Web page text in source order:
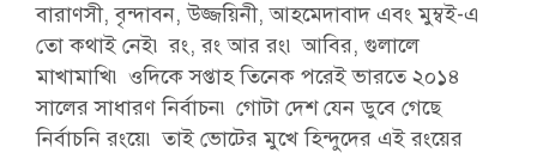
বারাণসী, বৃন্দাবন, উজ্জয়িনী, আহমেদাবাদ এবং মুম্বই-এ
তো কথাই নেই৷ রং, রং আর রং৷ আবির, গুলালে
মাখামাখি৷ ওদিকে সপ্তাহ তিনেক পরেই ভারতে ২০১৪
সালের সাধারণ নির্বাচন৷ গোটা দেশ যেন ডুবে গেছে
নির্বাচনি রংয়ে৷ তাই ভোটের মুখে হিন্দুদের এই রংয়ের